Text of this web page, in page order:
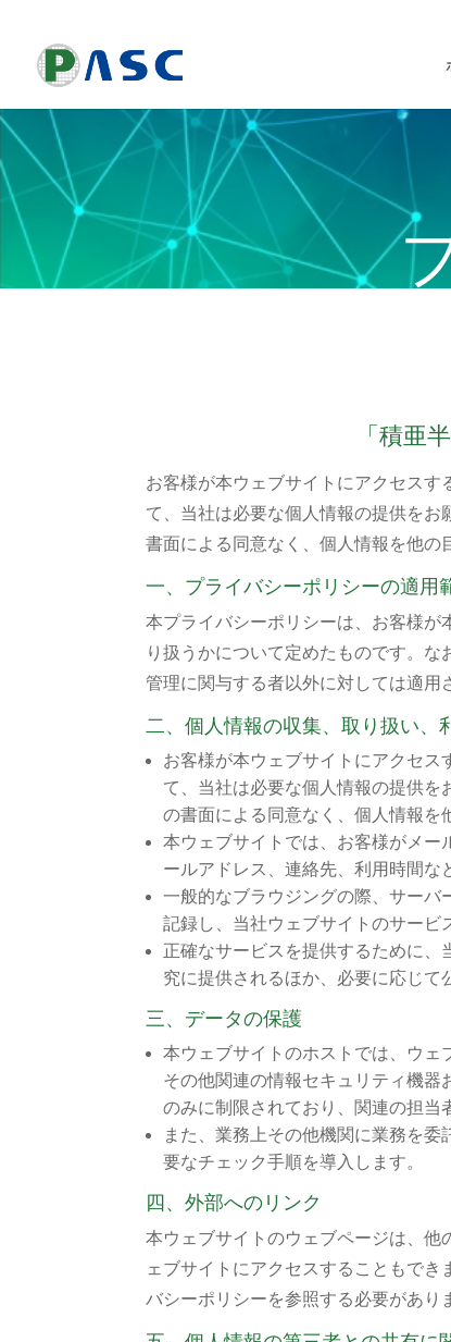
「 積亜
お客様が本ウェブサイトにアクセス
て、当社は必要な個人情報の提供を
書面による同意なく、個人情報を他の
一、プライバシーポリシーの適用
本プライバシーポリシーは、お客様が
り扱うかについて定めたものです。
管理に関与する者以外に対しては適用
二、個人情報の収集、取り扱い、
お客様が本ウェブサイトにアクセ
て、当社は必要な個人情報の提供
の書面による同意なく、個人情報を
本ウェブサイトでは、お客様がメー
ールアドレス、連絡先、利用時間な
一般的なブラウジングの際、サーバ
記録し、当社ウェブサイトのサービ
正確なサービスを提供するために
究に提供されるほか、必要に応じて
三、データの保護
本ウェブサイトのホストでは、ウェ
その他関連の情報セキュリティ機
のみに制限されており、関連の担当
また、業務上その他機関に業務を
要なチェック手順を導入します。
四、外部へのリンク
本ウェブサイトのウェブページは、他
ェブサイトにアクセスすることもで
バシーポリシーを参照する必要があり